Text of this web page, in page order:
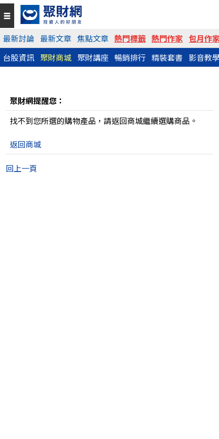
最新討論 最新文章 焦點文章 熱門標籤 熱門作家 包月作
台股資訊 聚財商城 聚財講座 暢銷排行 精裝套書 影音教
聚財網提醒您：
找不到您所選的購物產品，請返回商城繼續選購商品。
返回商城
回上一頁